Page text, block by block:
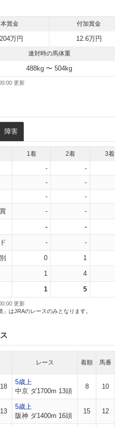
本賞金 付加賞金
万円 12.6万円
連対時の馬体重
488kg 〜 504kg
障害
1着 2着 3着
- -
- -
- -
- -
- -
- -
0 1
1 4
1 5
更新
はJRAのレースのみとなります。
レース 着順 馬番
5歳上
中京 ダ1700m 13頭
8 10
5歳上
阪神 ダ1400m 16頭
15 12